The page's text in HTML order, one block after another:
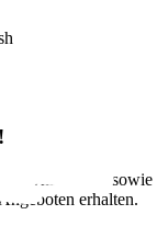
im Onlineshop sowie
erhalten.